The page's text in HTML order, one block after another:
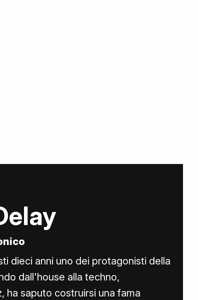
dieci anni uno dei protagonisti della
dall'house alla techno,
ha saputo costruirsi una fama